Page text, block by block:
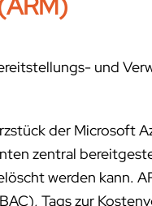
und
der Microsoft
zentral
werden kann.
Tags zur